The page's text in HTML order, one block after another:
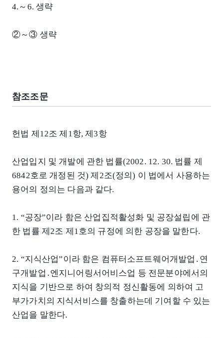
4.～6. 생략
②～③ 생략
참조조문
헌법 제12조 제1항, 제3항
산업입지 및 개발에 관한 법률(2002. 12. 30. 법률 제
6842호로 개정된 것) 제2조(정의) 이 법에서 사용하는
용어의 정의는 다음과 같다.
1. “공장”이라 함은 산업집적활성화 및 공장설립에 관
한 법률 제2조 제1호의 규정에 의한 공장을 말한다.
2. “지식산업”이라 함은 컴퓨터소프트웨어개발업․연
구개발업․엔지니어링서어비스업 등 전문분야에서의
지식을 기반으로 하여 창의적 정신활동에 의하여 고
부가가치의 지식서비스를 창출하는데 기여할 수 있는
산업을 말한다.